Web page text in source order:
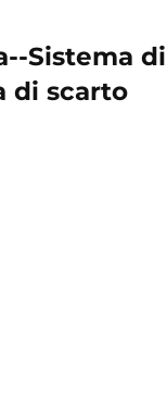
Sistema
di scarto